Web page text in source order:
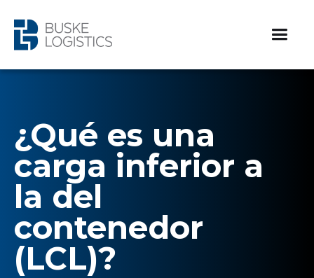
¿Qué es una
carga inferior a
la del
contenedor
(LCL)?